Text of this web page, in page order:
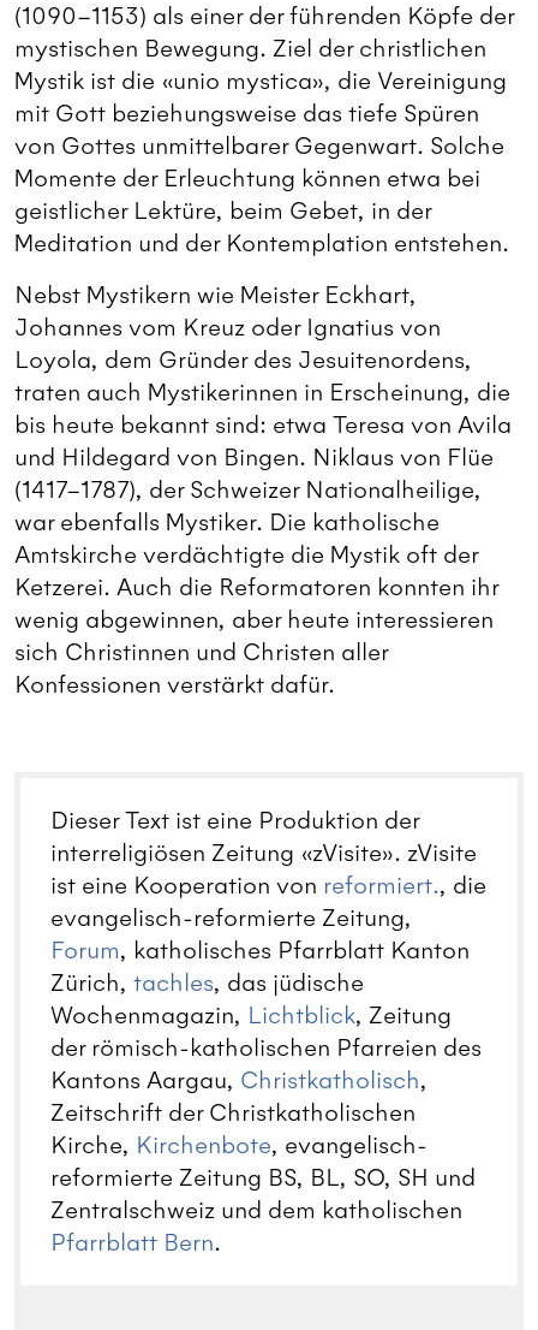
(1090–1153) als einer der führenden Köpfe der
mystischen Bewegung. Ziel der christlichen
Mystik ist die «unio mystica», die Vereinigung
mit Gott beziehungsweise das tiefe Spüren
von Gottes unmittelbarer Gegenwart. Solche
Momente der Erleuchtung können etwa bei
geistlicher Lektüre, beim Gebet, in der
Meditation und der Kontemplation entstehen.
Nebst Mystikern wie Meister Eckhart,
Johannes vom Kreuz oder Ignatius von
Loyola, dem Gründer des Jesuitenordens,
traten auch Mystikerinnen in Erscheinung, die
bis heute bekannt sind: etwa Teresa von Avila
und Hildegard von Bingen. Niklaus von Flüe
(1417–1787), der Schweizer Nationalheilige,
war ebenfalls Mystiker. Die katholische
Amtskirche verdächtigte die Mystik oft der
Ketzerei. Auch die Reformatoren konnten ihr
wenig abgewinnen, aber heute interessieren
sich Christinnen und Christen aller
Konfessionen verstärkt dafür.
Dieser Text ist eine Produktion der
interreligiösen Zeitung «zVisite». zVisite
ist eine Kooperation von reformiert., die
evangelisch-reformierte Zeitung,
Forum, katholisches Pfarrblatt Kanton
Zürich, tachles, das jüdische
Wochenmagazin, Lichtblick, Zeitung
der römisch-katholischen Pfarreien des
Kantons Aargau, Christkatholisch,
Zeitschrift der Christkatholischen
Kirche, Kirchenbote, evangelisch-
reformierte Zeitung BS, BL, SO, SH und
Zentralschweiz und dem katholischen
Pfarrblatt Bern.